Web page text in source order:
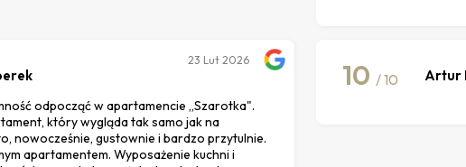
odpocząć w apartamencie ,,Szarotka".
który wygląda tak samo jak na
nowocześnie, gustownie i bardzo przytulnie.
apartamentem. Wyposażenie kuchni i
23 Lut 2026 10 / 10 Artur